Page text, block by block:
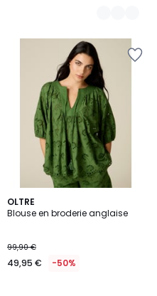
OLTRE
Blouse en broderie anglaise
99,90 €
49,95 € -50%